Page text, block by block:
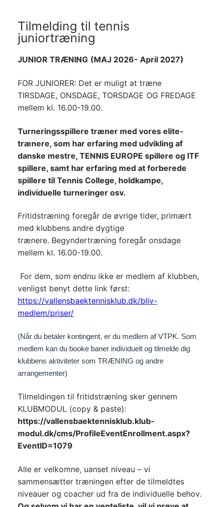
Tilmelding til tennis
juniortræning
JUNIOR TRÆNING (MAJ 2026- April 2027)
FOR JUNIORER: Det er muligt at træne
TIRSDAGE, ONSDAGE, TORSDAGE OG FREDAGE
mellem kl. 16.00-19.00.
Turneringsspillere træner med vores elite-
trænere, som har erfaring med udvikling af
danske mestre, TENNIS EUROPE spillere og ITF
spillere, samt har erfaring med at forberede
spillere til Tennis College, holdkampe,
individuelle turneringer osv.
Fritidstræning foregår de øvrige tider, primært
med klubbens andre dygtige
trænere. Begyndertræning foregår onsdage
mellem kl. 16.00-19.00.
For dem, som endnu ikke er medlem af klubben,
venligst benyt dette link først:
https://vallensbaektennisklub.dk/bliv-
medlem/priser/
(Når du betaler kontingent, er du medlem af VTPK. Som
medlem kan du booke baner individuelt og tilmelde dig
klubbens aktiviteter som TRÆNING og andre
arrangementer)
Tilmeldingen til fritidstræning sker gennem
KLUBMODUL (copy & paste):
https://vallensbaektennisklub.klub-
modul.dk/cms/ProfileEventEnrollment.aspx?
EventID=1079
Alle er velkomne, uanset niveau – vi
sammensætter træningen efter de tilmeldtes
niveauer og coacher ud fra de individuelle behov.